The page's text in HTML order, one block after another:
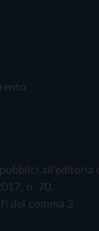
all'editoria
n. 70.
del comma 2